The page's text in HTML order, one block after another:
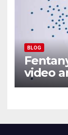
BLOG
video